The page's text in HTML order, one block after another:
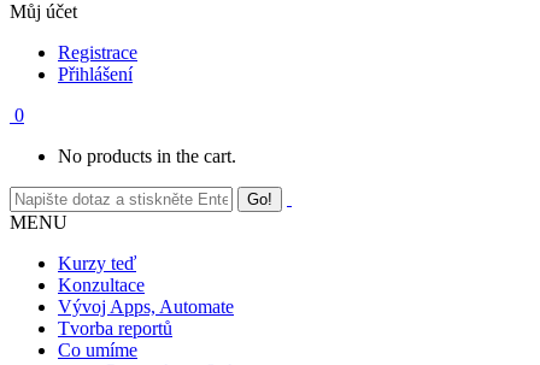
Můj účet
Registrace
Přihlášení
0
No products in the cart.
MENU
Kurzy teď
Konzultace
Vývoj Apps, Automate
Tvorba reportů
Co umíme